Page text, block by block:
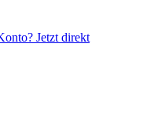
Jetzt direkt